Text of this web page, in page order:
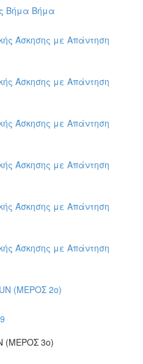
Βήμα Βήμα
Άσκησης με Απάντηση
Άσκησης με Απάντηση
Άσκησης με Απάντηση
Άσκησης με Απάντηση
Άσκησης με Απάντηση
Άσκησης με Απάντηση
(ΜΕΡΟΣ 2o)
(ΜΕΡΟΣ 3o)